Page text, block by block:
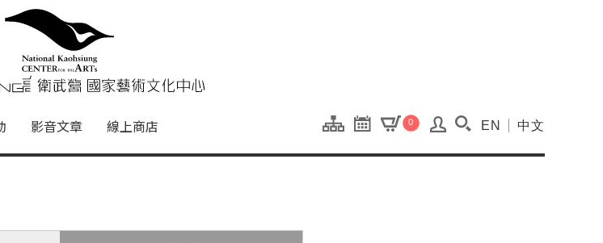
國家藝術文化中心 National
影音文章 線上商店 0 搜尋(開啟搜尋視窗)
EN 中文